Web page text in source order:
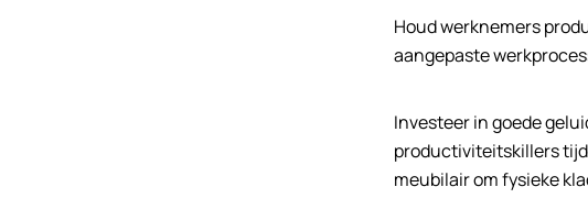
Houd werknemers
aangepaste
Investeer in goede
productiviteitskillers
meubilair om fysieke